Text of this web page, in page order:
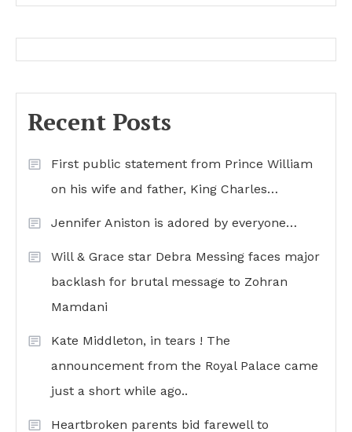
Recent Posts
First public statement from Prince William
on his wife and father, King Charles…
Jennifer Aniston is adored by everyone…
Will & Grace star Debra Messing faces major
backlash for brutal message to Zohran
Mamdani
Kate Middleton, in tears ! The
announcement from the Royal Palace came
just a short while ago..
Heartbroken parents bid farewell to